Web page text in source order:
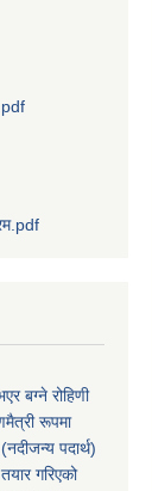
बग्ने रोहिणी
रूपमा
पदार्थ)
गरिएको